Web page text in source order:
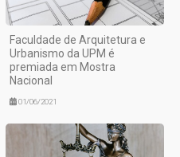
Faculdade de Arquitetura e
Urbanismo da UPM é
premiada em Mostra
Nacional
01/06/2021